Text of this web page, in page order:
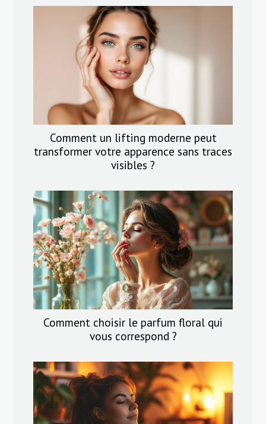
Comment un lifting moderne peut
transformer votre apparence sans traces
visibles ?
Comment choisir le parfum floral qui
vous correspond ?